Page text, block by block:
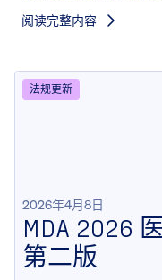
阅读完整内容
法规更新
2026年4月8日
MDA 2026
第二版